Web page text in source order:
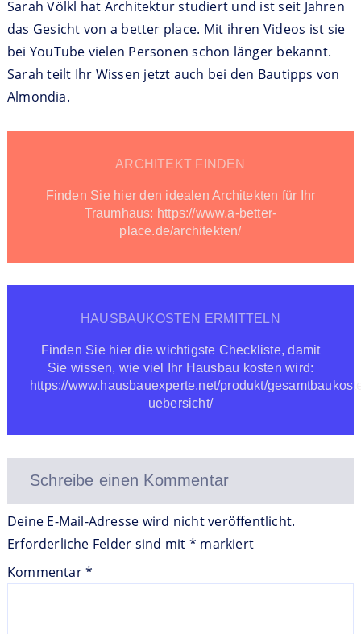
Sarah Völkl hat Architektur studiert und ist seit Jahren
das Gesicht von a better place. Mit ihren Videos ist sie
bei YouTube vielen Personen schon länger bekannt.
Sarah teilt Ihr Wissen jetzt auch bei den Bautipps von
Almondia.
ARCHITEKT FINDEN
Finden Sie hier den idealen Architekten für Ihr
Traumhaus: https://www.a-better-
place.de/architekten/
HAUSBAUKOSTEN ERMITTELN
Finden Sie hier die wichtigste Checkliste, damit
Sie wissen, wie viel Ihr Hausbau kosten wird:
https://www.hausbauexperte.net/produkt/
uebersicht/
Schreibe einen Kommentar
Deine E-Mail-Adresse wird nicht veröffentlicht.
Erforderliche Felder sind mit * markiert
Kommentar*